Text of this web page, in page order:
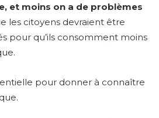
et moins on a de problèmes
les citoyens devraient être
pour qu’ils consomment moins
pour donner à connaître